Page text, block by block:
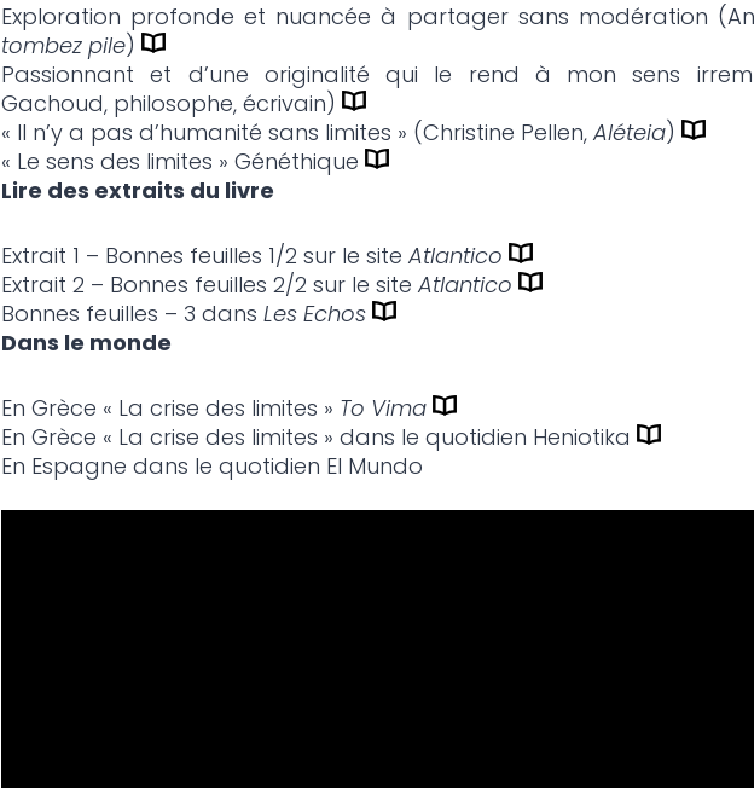
Exploration profonde et nuancée à partager sans modération
tombez pile)
Passionnant et d’une originalité qui le rend à mon sens
Gachoud, philosophe, écrivain)
« Il n’y a pas d’humanité sans limites » (Christine Pellen, Aléteia)
« Le sens des limites » Généthique
Lire des extraits du livre
Extrait 1 – Bonnes feuilles 1/2 sur le site Atlantico
Extrait 2 – Bonnes feuilles 2/2 sur le site Atlantico
Bonnes feuilles – 3 dans Les Echos
Dans le monde
En Grèce « La crise des limites » To Vima
En Grèce « La crise des limites » dans le quotidien Heniotika
En Espagne dans le quotidien El Mundo